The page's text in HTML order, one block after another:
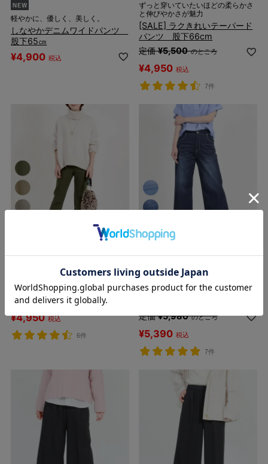
軽やかに、優しく、美しく。
しなやかデニムワイドパンツ
股下65㎝
¥4,900 税込
ずっと穿いていたいほどの柔らかさ
と伸びやかさが魅力
[SALE] ラクきれいテーパード
パンツ 股下66cm
定価 ¥5,500 のところ
¥4,950 税込
7件
＜あと1点＞シリーズ累計80万本突
[SALE] ラクの美裏起毛ストレ
ートパンツ 股下72cm
定価 ¥5,500 のところ
¥4,950 税込
6件
接触冷感だから暑い日にも穿ける！
[SALE] ひんやり涼やか、木陰
デニムワイドパンツ 股下
定価 ¥5,980 のところ
¥5,390 税込
7件